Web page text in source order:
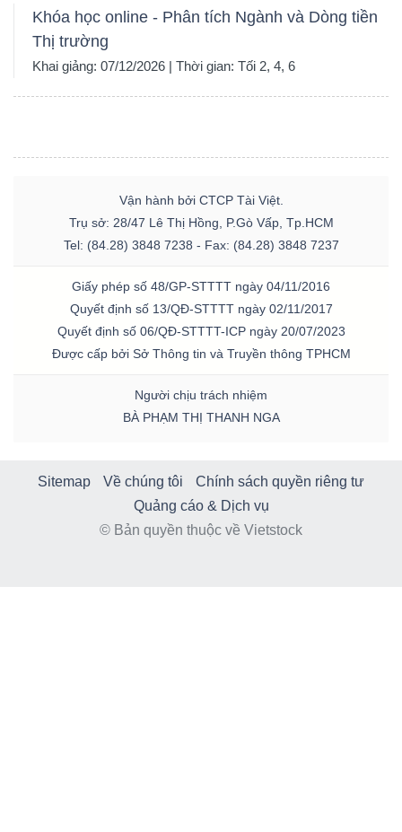
Khóa học online - Phân tích Ngành và Dòng tiền
Thị trường
Khai giảng: 07/12/2026 | Thời gian: Tối 2, 4, 6
Vận hành bởi CTCP Tài Việt.
Trụ sở: 28/47 Lê Thị Hồng, P.Gò Vấp, Tp.HCM
Tel: (84.28) 3848 7238 - Fax: (84.28) 3848 7237
Giấy phép số 48/GP-STTTT ngày 04/11/2016
Quyết định số 13/QĐ-STTTT ngày 02/11/2017
Quyết định số 06/QĐ-STTTT-ICP ngày 20/07/2023
Được cấp bởi Sở Thông tin và Truyền thông TPHCM
Người chịu trách nhiệm
BÀ PHẠM THỊ THANH NGA
Sitemap Về chúng tôi
Chính sách quyền riêng tư
Quảng cáo & Dịch vụ
© Bản quyền thuộc về Vietstock